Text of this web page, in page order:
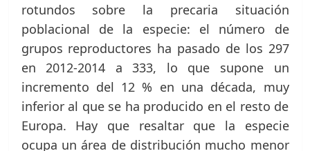
rotundos sobre la precaria situación
poblacional de la especie: el número de
grupos reproductores ha pasado de los 297
en 2012-2014 a 333, lo que supone un
incremento del 12 % en una década, muy
inferior al que se ha producido en el resto de
Europa. Hay que resaltar que la especie
ocupa un área de distribución mucho menor